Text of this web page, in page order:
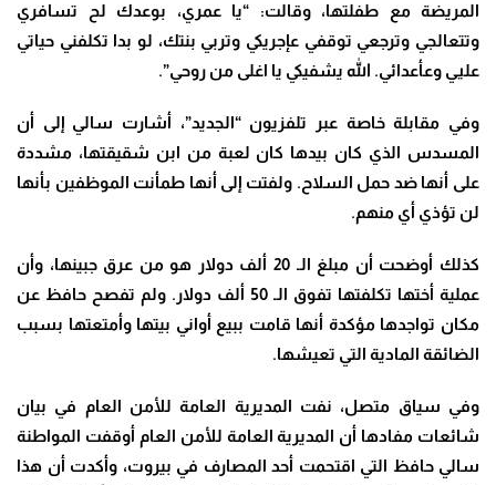
المريضة مع طفلتها، وقالت: “يا عمري، بوعدك لح تسافري
وتتعالجي وترجعي توقفي عإجريكي وتربي بنتك، لو بدا تكلفني حياتي
عليي وعأعدائي. الله يشفيكي يا اغلى من روحي”.
وفي مقابلة خاصة عبر تلفزيون “الجديد”، أشارت سالي إلى أن
المسدس الذي كان بيدها كان لعبة من ابن شقيقتها، مشددة
على أنها ضد حمل السلاح. ولفتت إلى أنها طمأنت الموظفين بأنها
لن تؤذي أي منهم.
كذلك أوضحت أن مبلغ الـ 20 ألف دولار هو من عرق جبينها، وأن
عملية أختها تكلفتها تفوق الـ 50 ألف دولار. ولم تفصح حافظ عن
مكان تواجدها مؤكدة أنها قامت ببيع أواني بيتها وأمتعتها بسبب
الضائقة المادية التي تعيشها.
وفي سياق متصل، نفت المديرية العامة للأمن العام في بيان
شائعات مفادها أن المديرية العامة للأمن العام أوقفت المواطنة
سالي حافظ التي اقتحمت أحد المصارف في بيروت، وأكدت أن هذا